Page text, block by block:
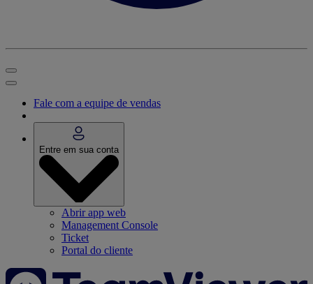
Fale com a equipe de vendas
Entre em sua conta
Abrir app web
Management Console
Ticket
Portal do cliente